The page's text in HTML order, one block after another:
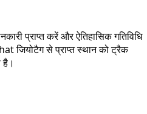
प्राप्त करें और ऐतिहासिक गतिविधि
जियोटैग से प्राप्त स्थान को ट्रैक
है।